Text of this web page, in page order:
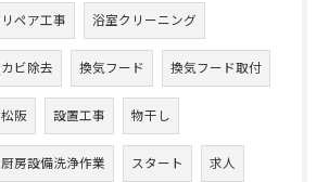
リペア工事 浴室クリーニング
カビ除去 換気フード 換気フード取付
松阪 設置工事 物干し
厨房設備洗浄作業 スタート 求人